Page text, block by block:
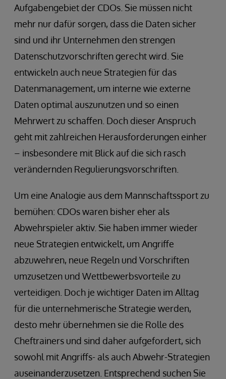
Aufgabengebiet der CDOs. Sie müssen nicht
mehr nur dafür sorgen, dass die Daten sicher
sind und ihr Unternehmen den strengen
Datenschutzvorschriften gerecht wird. Sie
entwickeln auch neue Strategien für das
Datenmanagement, um interne wie externe
Daten optimal auszunutzen und so einen
Mehrwert zu schaffen. Doch dieser Anspruch
geht mit zahlreichen Herausforderungen einher
– insbesondere mit Blick auf die sich rasch
verändernden Regulierungsvorschriften.
Um eine Analogie aus dem Mannschaftssport zu
bemühen: CDOs waren bisher eher als
Abwehrspieler aktiv. Sie haben immer wieder
neue Strategien entwickelt, um Angriffe
abzuwehren, neue Regeln und Vorschriften
umzusetzen und Wettbewerbsvorteile zu
verteidigen. Doch je wichtiger Daten im Alltag
für die unternehmerische Strategie werden,
desto mehr übernehmen sie die Rolle des
Cheftrainers und sind daher aufgefordert, sich
sowohl mit Angriffs- als auch Abwehr-Strategien
auseinanderzusetzen. Entsprechend suchen Sie